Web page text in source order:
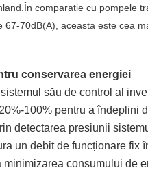
comparație cu pompele
67-70dB(A), aceasta este cea
conservarea energiei
său de control al
100% pentru a îndeplini
detectarea presiunii
un debit de funcționare fix
consumului de